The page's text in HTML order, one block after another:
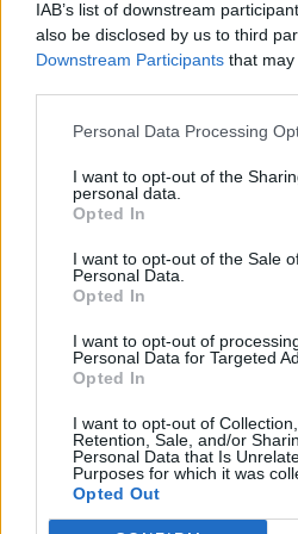
IAB’s list of downstream
also be disclosed by us to third
Downstream Participants that
Personal Data Processing
I want to opt-out of the
personal data.
Opted In
I want to opt-out of the Sale
Personal Data.
Opted In
I want to opt-out of
Personal Data for Targeted
Opted In
I want to opt-out of Collection,
Retention, Sale, and/or
Personal Data that Is
Purposes for which it was
Opted Out
άλλοι αυτό, όχι εσύ
με βλέπει ευχαριστημένη
εκείνη ευχαριστημένη.
καλά μου λέει».
Όσον αφορά στο
πολύωρη απουσία της από
που επηρεάζουν την
κόρη της, δηλώνει στο
«Αυτό επιτυγχάνεται
συγκρούσεις. Η
ανταγωνιστικά, αν και
παιδιά επαναστα¬τούν.
ντυθώ κάπως, μπορεί να
που φοράς; Δεν είναι για